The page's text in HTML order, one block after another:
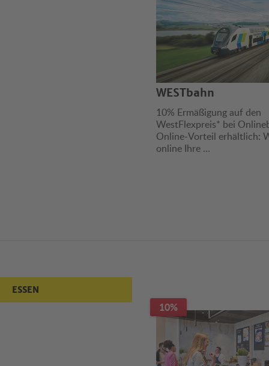
WESTbahn
10% Ermäßigung auf den
WestFlexpreis* bei
Online-Vorteil erhältlich:
online Ihre …
ESSEN
10%